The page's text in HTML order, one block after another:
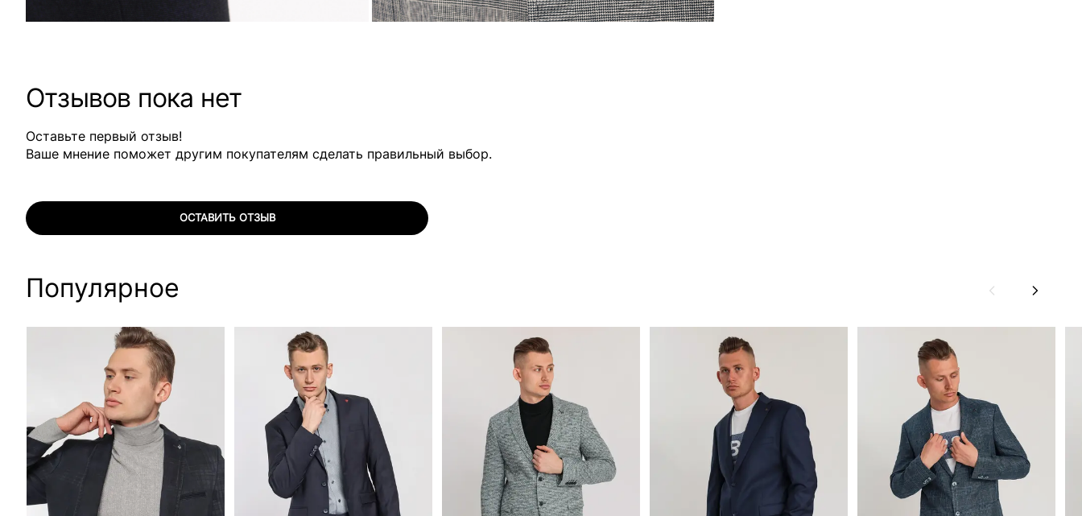
Отзывов пока нет
Оставьте первый отзыв!
Ваше мнение поможет другим покупателям сделать правильный выбор.
ОСТАВИТЬ ОТЗЫВ
Популярное